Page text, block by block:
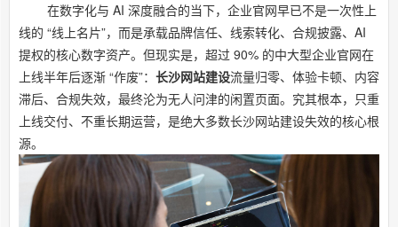
在数字化与 AI 深度融合的当下，企业官网早已不是一次性上
线的 “线上名片”，而是承载品牌信任、线索转化、合规披露、AI
提权的核心数字资产。但现实是，超过 90% 的中大型企业官网在
上线半年后逐渐 “作废”： 长沙网站建设流量归零、体验卡顿、内容
滞后、合规失效，最终沦为无人问津的闲置页面。究其根本，只重
上线交付、不重长期运营，是绝大多数长沙网站建设失效的核心根
源。